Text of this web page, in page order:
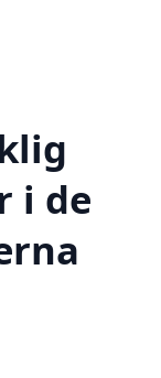
i de